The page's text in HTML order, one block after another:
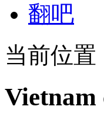
翻吧
当前位置
Vietnam